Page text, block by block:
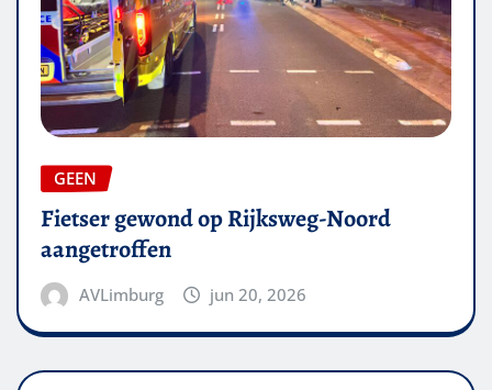
GEEN
Fietser gewond op Rijksweg-Noord
aangetroffen
AVLimburg jun 20, 2026